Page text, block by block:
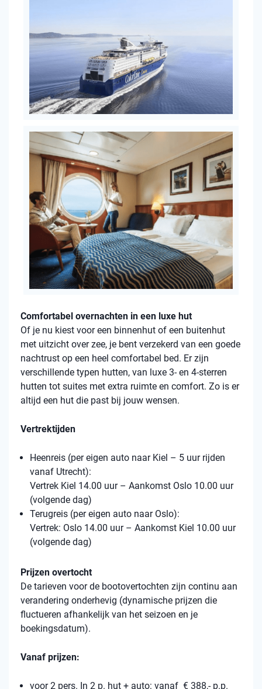
Comfortabel overnachten in een luxe hut
Of je nu kiest voor een binnenhut of een buitenhut
met uitzicht over zee, je bent verzekerd van een goede
nachtrust op een heel comfortabel bed. Er zijn
verschillende typen hutten, van luxe 3- en 4-sterren
hutten tot suites met extra ruimte en comfort. Zo is er
altijd een hut die past bij jouw wensen.
Vertrektijden
Heenreis (per eigen auto naar Kiel – 5 uur rijden
vanaf Utrecht):
Vertrek Kiel 14.00 uur – Aankomst Oslo 10.00 uur
(volgende dag)
Terugreis (per eigen auto naar Oslo):
Vertrek: Oslo 14.00 uur – Aankomst Kiel 10.00 uur
(volgende dag)
Prijzen overtocht
De tarieven voor de bootovertochten zijn continu aan
verandering onderhevig (dynamische prijzen die
fluctueren afhankelijk van het seizoen en je
boekingsdatum).
Vanaf prijzen:
voor 2 pers. In 2 p. hut + auto: vanaf € 388,- p.p.